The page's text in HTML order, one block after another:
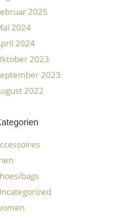
2025
2024
2024
2023
2023
2022
bags